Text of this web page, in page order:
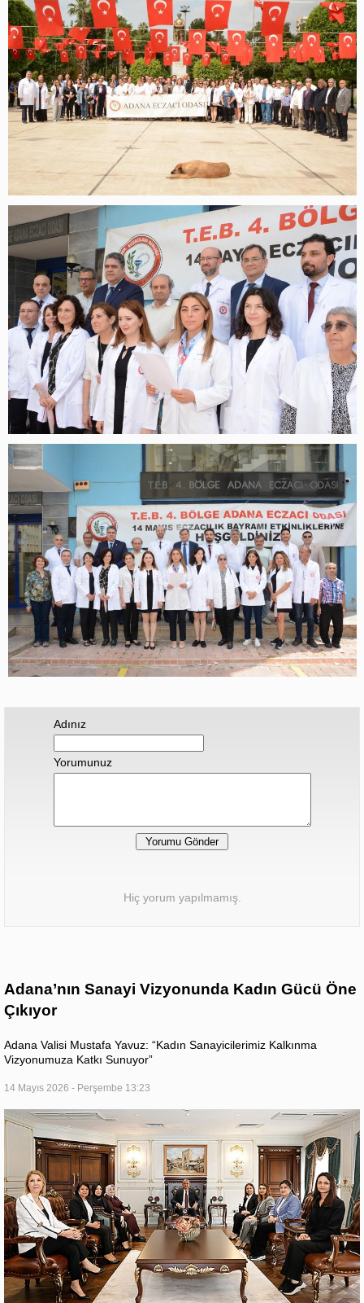
Adınız
Yorumunuz
Hiç yorum yapılmamış.
Adana’nın Sanayi Vizyonunda Kadın Gücü Öne
Çıkıyor
Adana Valisi Mustafa Yavuz: “Kadın Sanayicilerimiz Kalkınma
Vizyonumuza Katkı Sunuyor”
14 Mayıs 2026 - Perşembe 13:23